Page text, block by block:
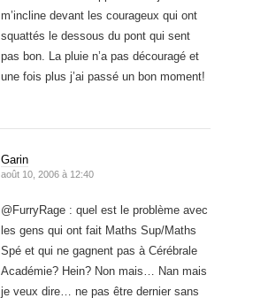
m’incline devant les courageux qui ont
squattés le dessous du pont qui sent
pas bon. La pluie n’a pas découragé et
une fois plus j’ai passé un bon moment!
Garin
août 10, 2006 à 12:40
@FurryRage : quel est le problème avec
les gens qui ont fait Maths Sup/Maths
Spé et qui ne gagnent pas à Cérébrale
Académie? Hein? Non mais… Nan mais
je veux dire… ne pas être dernier sans